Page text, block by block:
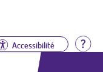
Accessibilité